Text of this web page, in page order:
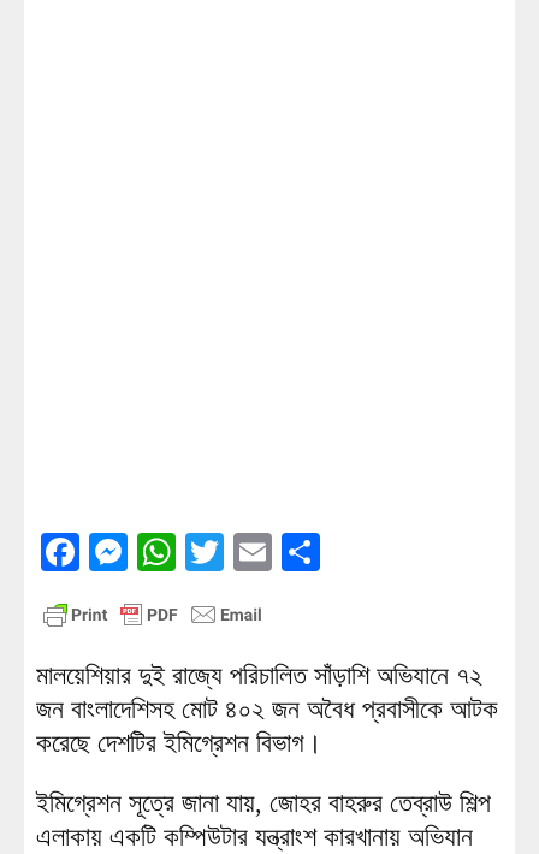
Facebook
Messenger
WhatsApp
TwitterEmail
মালয়েশিয়ার দুই রাজ্যে পরিচালিত সাঁড়াশি অভিযানে ৭২
জন বাংলাদেশিসহ মোট ৪০২ জন অবৈধ প্রবাসীকে আটক
করেছে দেশটির ইমিগ্রেশন বিভাগ।
ইমিগ্রেশন সূত্রে জানা যায়, জোহর বাহরুর তেব্রাউ শিল্প
এলাকায় একটি কম্পিউটার যন্ত্রাংশ কারখানায় অভিযান